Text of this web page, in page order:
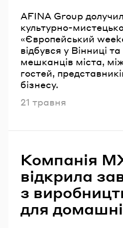
AFINA Group
культурно-
«Європейський
відбувся у Вінниці
мешканців міста,
гостей,
бізнесу.
Опубліковано
21 травня
Компанія
відкрила
з
для